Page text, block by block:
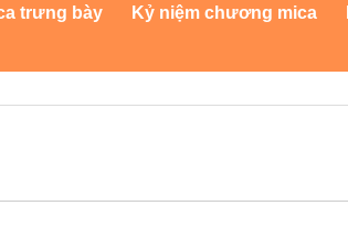
trưng bày Kỷ niệm chương mica